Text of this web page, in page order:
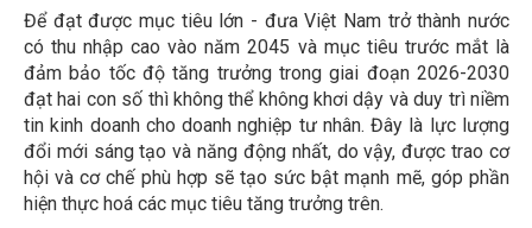
Để đạt được mục tiêu lớn - đưa Việt Nam trở thành nước
có thu nhập cao vào năm 2045 và mục tiêu trước mắt là
đảm bảo tốc độ tăng trưởng trong giai đoạn 2026-2030
đạt hai con số thì không thể không khơi dậy và duy trì niềm
tin kinh doanh cho doanh nghiệp tư nhân. Đây là lực lượng
đổi mới sáng tạo và năng động nhất, do vậy, được trao cơ
hội và cơ chế phù hợp sẽ tạo sức bật mạnh mẽ, góp phần
hiện thực hoá các mục tiêu tăng trưởng trên.